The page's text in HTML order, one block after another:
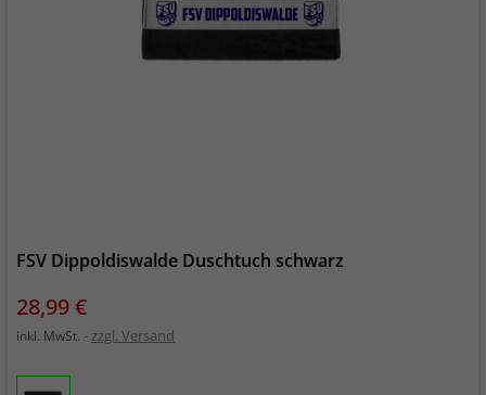
FSV Dippoldiswalde Duschtuch schwarz
Preis
28,99 €
inkl. MwSt. zzgl. Versand